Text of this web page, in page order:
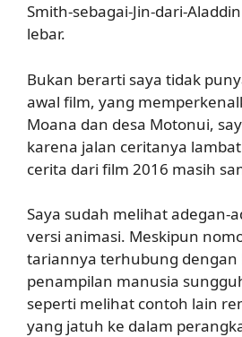
Smith-sebagai-Jin-dari-
lebar.
Bukan berarti saya tidak
awal film, yang
Moana dan desa Motonui,
karena jalan ceritanya
cerita dari film 2016 masih
Saya sudah melihat adegan-
versi animasi. Meskipun
tariannya terhubung dengan
penampilan manusia
seperti melihat contoh lain
yang jatuh ke dalam